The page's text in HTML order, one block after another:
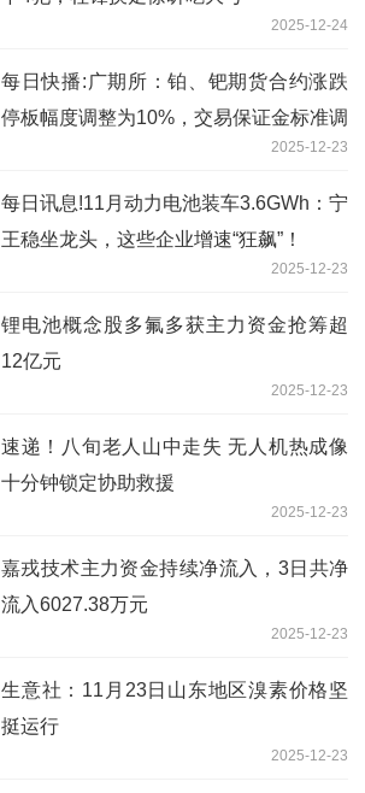
2025-12-24
每日快播:广期所：铂、钯期货合约涨跌
停板幅度调整为10%，交易保证金标准调
2025-12-23
每日讯息!11月动力电池装车3.6GWh：宁
王稳坐龙头，这些企业增速“狂飙”！
2025-12-23
锂电池概念股多氟多获主力资金抢筹超
12亿元
2025-12-23
速递！八旬老人山中走失 无人机热成像
十分钟锁定协助救援
2025-12-23
嘉戎技术主力资金持续净流入，3日共净
流入6027.38万元
2025-12-23
生意社：11月23日山东地区溴素价格坚
挺运行
2025-12-23